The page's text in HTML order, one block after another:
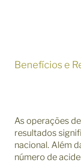
Benefícios e
As operações
resultados
nacional. Além
número de